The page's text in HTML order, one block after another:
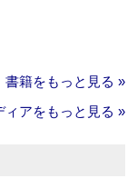
書籍をもっと見る »
ィアをもっと見る »